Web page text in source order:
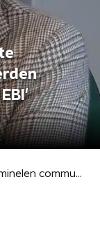
VVD-Kamerlid: 'Zwaarste criminelen communiceerden langdurig met elkaar in EBI'